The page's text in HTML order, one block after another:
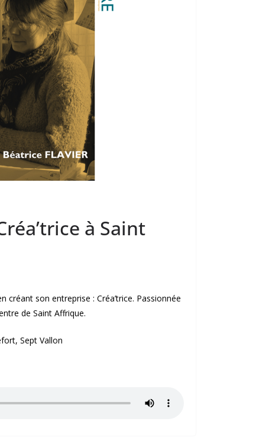
à Saint
son entreprise : Créa’trice. Passionnée
de Saint Affrique.
Sept Vallon